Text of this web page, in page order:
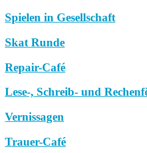
Spielen in Gesellschaft
Skat Runde
Repair-Café
Lese-, Schreib- und
Vernissagen
Trauer-Café